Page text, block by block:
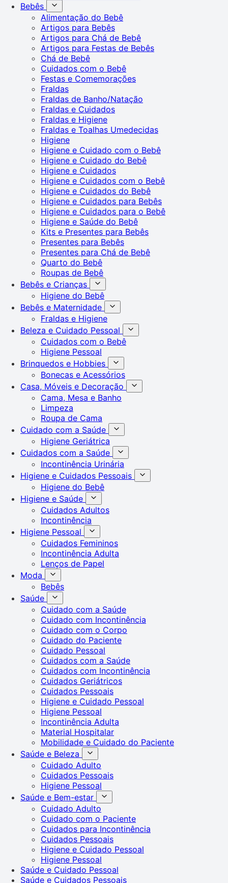
Bebês
Alimentação do Bebê
Artigos para Bebês
Artigos para Chá de Bebê
Artigos para Festas de Bebês
Chá de Bebê
Cuidados com o Bebê
Festas e Comemorações
Fraldas
Fraldas de Banho/Natação
Fraldas e Cuidados
Fraldas e Higiene
Fraldas e Toalhas Umedecidas
Higiene
Higiene e Cuidado com o Bebê
Higiene e Cuidado do Bebê
Higiene e Cuidados
Higiene e Cuidados com o Bebê
Higiene e Cuidados do Bebê
Higiene e Cuidados para Bebês
Higiene e Cuidados para o Bebê
Higiene e Saúde do Bebê
Kits e Presentes para Bebês
Presentes para Bebês
Presentes para Chá de Bebê
Quarto do Bebê
Roupas de Bebê
Bebês e Crianças
Higiene do Bebê
Bebês e Maternidade
Fraldas e Higiene
Beleza e Cuidado Pessoal
Cuidados com o Bebê
Higiene Pessoal
Brinquedos e Hobbies
Bonecas e Acessórios
Casa, Móveis e Decoração
Cama, Mesa e Banho
Limpeza
Roupa de Cama
Cuidado com a Saúde
Higiene Geriátrica
Cuidados com a Saúde
Incontinência Urinária
Higiene e Cuidados Pessoais
Higiene do Bebê
Higiene e Saúde
Cuidados Adultos
Incontinência
Higiene Pessoal
Cuidados Femininos
Incontinência Adulta
Lenços de Papel
Moda
Bebês
Saúde
Cuidado com a Saúde
Cuidado com Incontinência
Cuidado com o Corpo
Cuidado do Paciente
Cuidado Pessoal
Cuidados com a Saúde
Cuidados com Incontinência
Cuidados Geriátricos
Cuidados Pessoais
Higiene e Cuidado Pessoal
Higiene Pessoal
Incontinência Adulta
Material Hospitalar
Mobilidade e Cuidado do Paciente
Saúde e Beleza
Cuidado Adulto
Cuidados Pessoais
Higiene Pessoal
Saúde e Bem-estar
Cuidado Adulto
Cuidado com o Paciente
Cuidados para Incontinência
Cuidados Pessoais
Higiene e Cuidado Pessoal
Higiene Pessoal
Saúde e Cuidado Pessoal
Saúde e Cuidados Pessoais